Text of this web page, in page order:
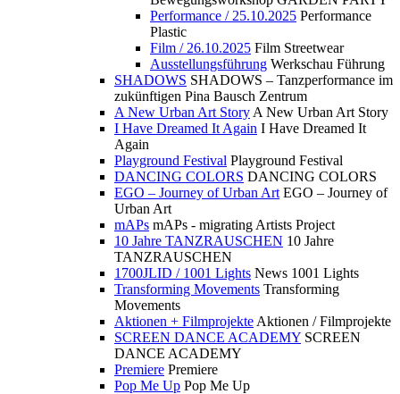
Performance / 25.10.2025 Performance
Plastic
Film / 26.10.2025 Film Streetwear
Ausstellungsführung Werkschau Führung
SHADOWS SHADOWS – Tanzperformance im
zukünftigen Pina Bausch Zentrum
A New Urban Art Story A New Urban Art Story
I Have Dreamed It Again I Have Dreamed It
Again
Playground Festival Playground Festival
DANCING COLORS DANCING COLORS
EGO – Journey of Urban Art EGO – Journey of
Urban Art
mAPs mAPs - migrating Artists Project
10 Jahre TANZRAUSCHEN 10 Jahre
TANZRAUSCHEN
1700JLID / 1001 Lights News 1001 Lights
Transforming Movements Transforming
Movements
Aktionen + Filmprojekte Aktionen / Filmprojekte
SCREEN DANCE ACADEMY SCREEN
DANCE ACADEMY
Premiere Premiere
Pop Me Up Pop Me Up